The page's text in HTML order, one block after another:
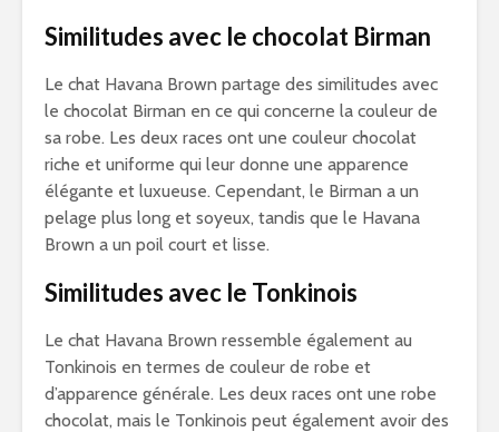
Similitudes avec le chocolat Birman
Le chat Havana Brown partage des similitudes avec
le chocolat Birman en ce qui concerne la couleur de
sa robe. Les deux races ont une couleur chocolat
riche et uniforme qui leur donne une apparence
élégante et luxueuse. Cependant, le Birman a un
pelage plus long et soyeux, tandis que le Havana
Brown a un poil court et lisse.
Similitudes avec le Tonkinois
Le chat Havana Brown ressemble également au
Tonkinois en termes de couleur de robe et
d’apparence générale. Les deux races ont une robe
chocolat, mais le Tonkinois peut également avoir des